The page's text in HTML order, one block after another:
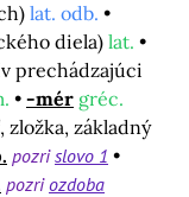
lat. odb.
diela) lat.
prechádzajúci
-mér gréc.
zložka, základný
pozrislovo 1
pozriozdoba